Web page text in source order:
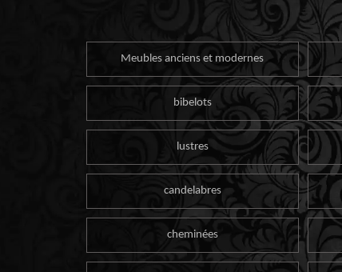
Meubles anciens et modernes
bibelots
lustres
candelabres
cheminées